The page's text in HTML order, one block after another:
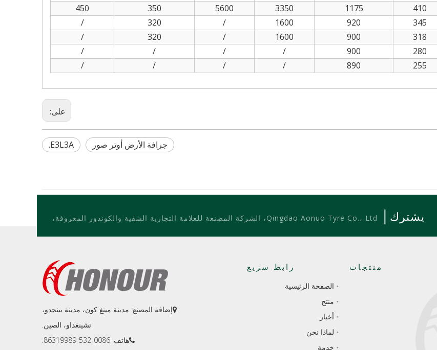
410
1175
3350
5600
350
450
345
920
1600
/
320
/
318
900
1600
/
320
/
280
900
/
/
/
/
255
890
/
/
/
/
على:
E3L3A. جرافة الأرض أوتر صور
يشترك | Qingdao Aonuo Tyre Co.، Ltd، الشركة المصنعة للعلامة التجارية الشفية والكوندور المعروفة،
إضافة المصنع: مدينة مينغ كون، مدينة بينجدو،
تشينغداو، الصين.
هاتف: 0086-532-86319989.
رابط سريع
الصفحة الرئيسية
منتج
أخبار
لماذا نحن
خدمة
منتجات